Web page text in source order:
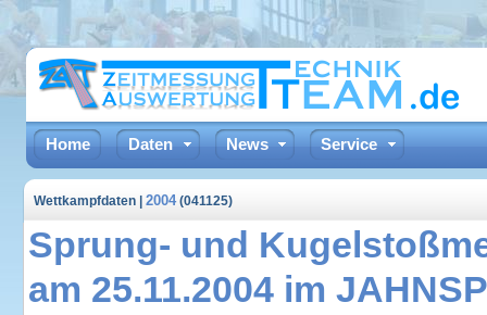
Home Daten News Service
Wettkampfdaten | 2004(041125)
Sprung- und
am 25.11.2004 im